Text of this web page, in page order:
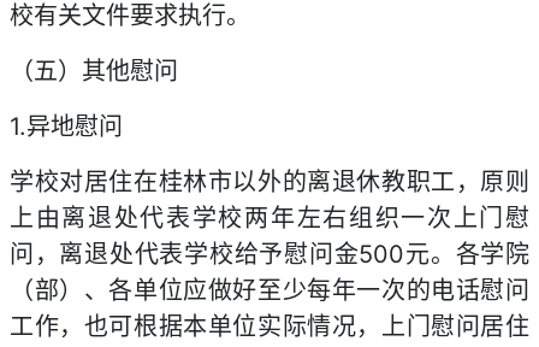
校有关文件要求执行。
（五）其他慰问
1.异地慰问
学校对居住在桂林市以外的离退休教职工，原则
上由离退处代表学校两年左右组织一次上门慰
问，离退处代表学校给予慰问金500元。各学院
（部）、各单位应做好至少每年一次的电话慰问
工作，也可根据本单位实际情况，上门慰问居住